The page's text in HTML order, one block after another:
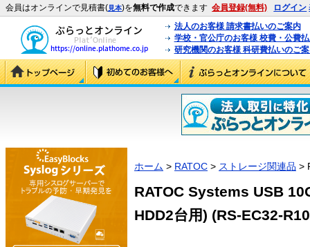
会員はオンラインで見積書(見本)を無料で作成できます 会員登録(無料) ログイン
法人のお客様 請求書払いのご案内
学校・官公庁のお客様 校費・公費
研究機関のお客様 科研費払いのご
ホーム > RATOC > ストレージ関連品 >
RATOC Systems USB
HDD2台用) (RS-EC32-